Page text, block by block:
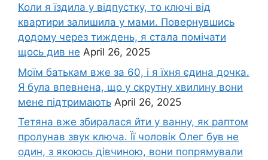
Коли я їздила у відпустку, то ключі від
квартири залишила у мами. Повернувшись
додому через тиждень, я стала помічати
щось див не April 26, 2025
Моїм батькам вже за 60, і я їхня єдина дочка.
Я була впевнена, що у скрутну хвилину вони
мене підтримають April 26, 2025
Тетяна вже збиралася йти у ванну, як раптом
пролунав звук ключа. Її чоловік Олег був не
один, з якоюсь дівчиною, вони попрямували